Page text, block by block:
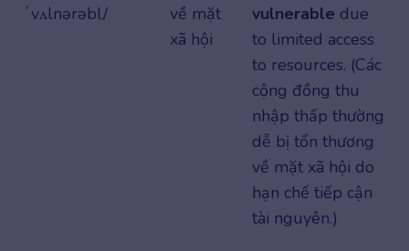
ˈvʌlnərəbl/
về mặt
xã hội
vulnerable due
to limited access
to resources. (Các
cộng đồng thu
nhập thấp thường
dễ bị tổn thương
về mặt xã hội do
hạn chế tiếp cận
tài nguyên.)